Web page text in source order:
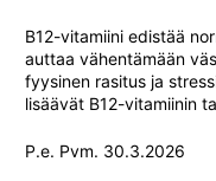
oli:
B12-vitamiini edistää
auttaa vähentämään
fyysinen rasitus ja
lisäävät B12-vitamiinin
P.e. Pvm. 30.3.2026